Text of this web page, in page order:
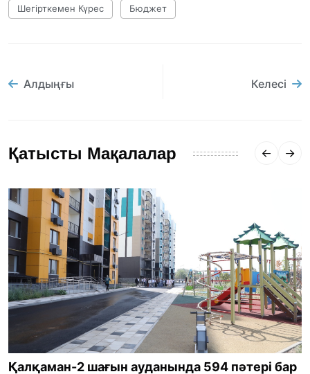
Шегірткемен Күрес Бюджет
Алдыңғы Келесі
Қатысты Мақалалар
Қалқаман-2 шағын ауданында 594 пәтері бар